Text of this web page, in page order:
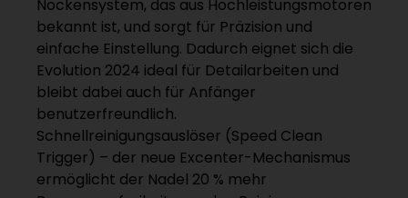
Nockensystem, das aus Hochleistungsmotoren
bekannt ist, und sorgt für Präzision und
einfache Einstellung. Dadurch eignet sich die
Evolution 2024 ideal für Detailarbeiten und
bleibt dabei auch für Anfänger
benutzerfreundlich.
Schnellreinigungsauslöser (Speed Clean
Trigger) – der neue Excenter-Mechanismus
ermöglicht der Nadel 20 % mehr